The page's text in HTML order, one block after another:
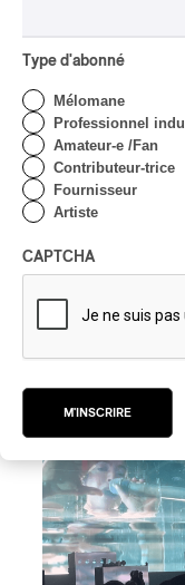
Type d'abonné
Mélomane
Professionnel
Amateur-e /Fan
Contributeur-trice
Fournisseur
Artiste
CAPTCHA
M'INSCRIRE